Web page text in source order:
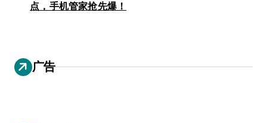
点，手机管家抢先爆！
广告